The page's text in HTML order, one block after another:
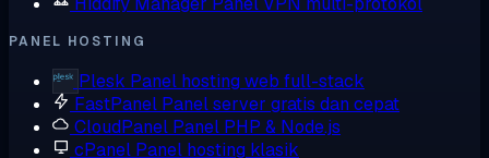
PANEL HOSTING
Plesk Panel hosting web full-stack
FastPanel Panel server gratis dan cepat
CloudPanel Panel PHP & Node.js
cPanel Panel hosting klasik